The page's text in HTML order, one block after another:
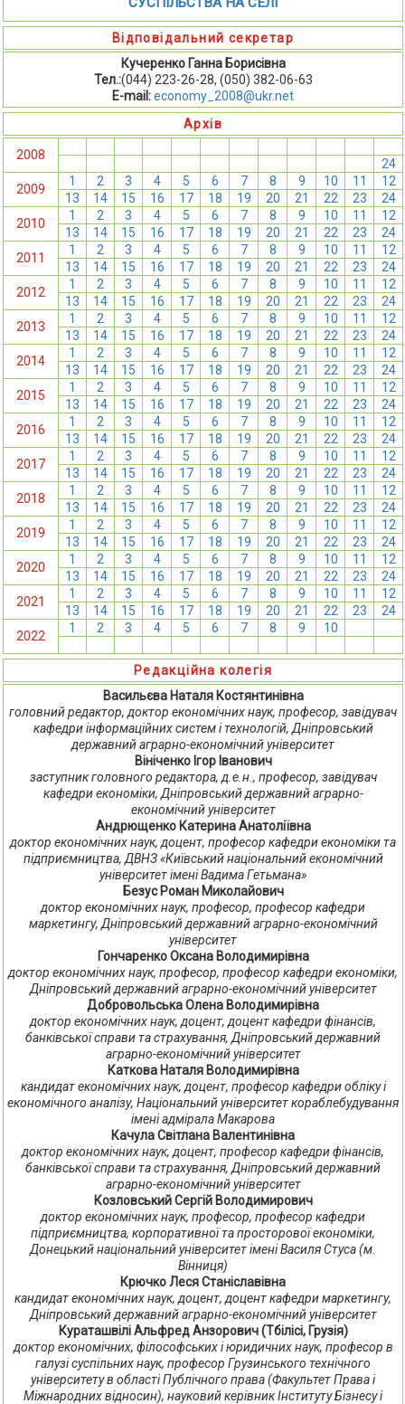
Відповідальний секретар
Кучеренко Ганна Борисівна
Тел.:(044) 223-26-28, (050) 382-06-63
E-mail:economy_2008@ukr.net
Архів
2008
24
2009
1 2 3 4 5 6 7 8 9 10 11
12
13
14 15 16 17 18 19 20 21 22 23
24
2010
1 2 3 4 5 6 7 8 9 10 11
12
13
14 15 16 17 18 19 20 21 22 23
24
2011
1 2 3 4 5 6 7 8 9 10 11
12
13
14 15 16 17 18 19 20 21 22 23
24
2012
1 2 3 4 5 6 7 8 9 10 11
12
13
14 15 16 17 18 19 20 21 22 23
24
2013
1 2 3 4 5 6 7 8 9 10 11
12
13
14 15 16 17 18 19 20 21 22 23
24
2014
1 2 3 4 5 6 7 8 9 10 11
12
13
14 15 16 17 18 19 20 21 22 23
24
2015
1 2 3 4 5 6 7 8 9 10 11
12
13
14 15 16 17 18 19 20 21 22 23
24
2016
1 2 3 4 5 6 7 8 9 10 11
12
13
14 15 16 17 18 19 20 21 22 23
24
2017
1 2 3 4 5 6 7 8 9 10 11
12
13
14 15 16 17 18 19 20 21 22 23
24
2018
1 2 3 4 5 6 7 8 9 10 11
12
13
14 15 16 17 18 19 20 21 22 23
24
2019
1 2 3 4 5 6 7 8 9 10 11
12
13
14 15 16 17 18 19 20 21 22 23
24
2020
1 2 3 4 5 6 7 8 9 10 11
12
13
14 15 16 17 18 19 20 21 22 23
24
2021
1 2 3 4 5 6 7 8 9 10 11
12
13
14 15 16 17 18 19 20 21 22 23
24
2022
1 2 3 4 5 6 7 8 9 10
Редакційна колегія
Васильєва Наталя Костянтинівна
головний редактор, доктор економічних наук, професор, завідувач
кафедри інформаційних систем і технологій, Дніпровський
державний аграрно-економічний університет
Вініченко Ігор Іванович
заступник головного редактора, д.е.н., професор, завідувач
кафедри економіки, Дніпровський державний аграрно-
економічний університет
Андрющенко Катерина Анатоліївна
доктор економічних наук, доцент, професор кафедри економіки та
підприємництва, ДВНЗ «Київський національний економічний
університет імені Вадима Гетьмана»
Безус Роман Миколайович
доктор економічних наук, професор, професор кафедри
маркетингу, Дніпровський державний аграрно-економічний
університет
Гончаренко Оксана Володимирівна
доктор економічних наук, професор, професор кафедри економіки,
Дніпровський державний аграрно-економічний університет
Добровольська Олена Володимирівна
доктор економічних наук, доцент, доцент кафедри фінансів,
банківської справи та страхування, Дніпровський державний
аграрно-економічний університет
Каткова Наталя Володимирівна
кандидат економічних наук, доцент, професор кафедри обліку і
економічного аналізу, Національний університет кораблебудування
імені адмірала Макарова
Качула Світлана Валентинівна
доктор економічних наук, доцент, професор кафедри фінансів,
банківської справи та страхування, Дніпровський державний
аграрно-економічний університет
Козловський Сергій Володимирович
доктор економічних наук, професор, професор кафедри
підприємництва, корпоративної та просторової економіки,
Донецький національний університет імені Василя Стуса (м.
Вінниця)
Крючко Леся Станіславівна
кандидат економічних наук, доцент, доцент кафедри маркетингу,
Дніпровський державний аграрно-економічний університет
Кураташвілі Альфред Анзорович (Тбілісі, Грузія)
доктор економічних, філософських і юридичних наук, професор в
галузі суспільних наук, професор Грузинського технічного
університету в області Публічного права (Факультет Права і
Міжнародних відносин), науковий керівник Інституту Бізнесу і